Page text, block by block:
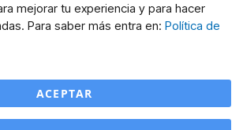
mejorar tu experiencia y para hacer
Para saber más entra en: Política de
ACEPTAR